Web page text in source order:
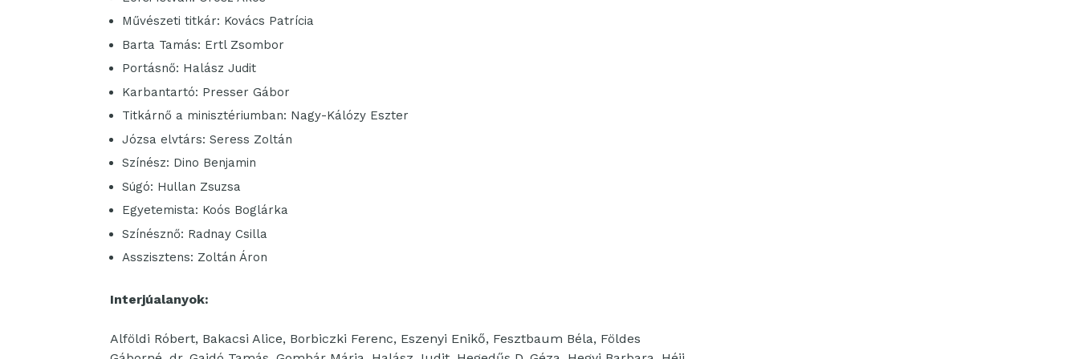
Művészeti titkár: Kovács Patrícia
Barta Tamás: Ertl Zsombor
Portásnő: Halász Judit
Karbantartó: Presser Gábor
Titkárnő a minisztériumban: Nagy-Kálózy Eszter
Józsa elvtárs: Seress Zoltán
Színész: Dino Benjamin
Súgó: Hullan Zsuzsa
Egyetemista: Koós Boglárka
Színésznő: Radnay Csilla
Asszisztens: Zoltán Áron
Interjúalanyok:
Alföldi Róbert, Bakacsi Alice, Borbiczki Ferenc, Eszenyi Enikő, Fesztbaum Béla, Földes